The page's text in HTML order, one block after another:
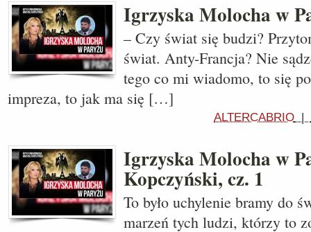
Igrzyska Molocha w
– Czy świat się budzi?
świat. Anty-Francja? Nie
tego co mi wiadomo, to się
impreza, to jak ma się […]
ALTERCABRIO |
Igrzyska Molocha w
Kopczyński, cz. 1
To było uchylenie bramy do
marzeń tych ludzi, którzy to